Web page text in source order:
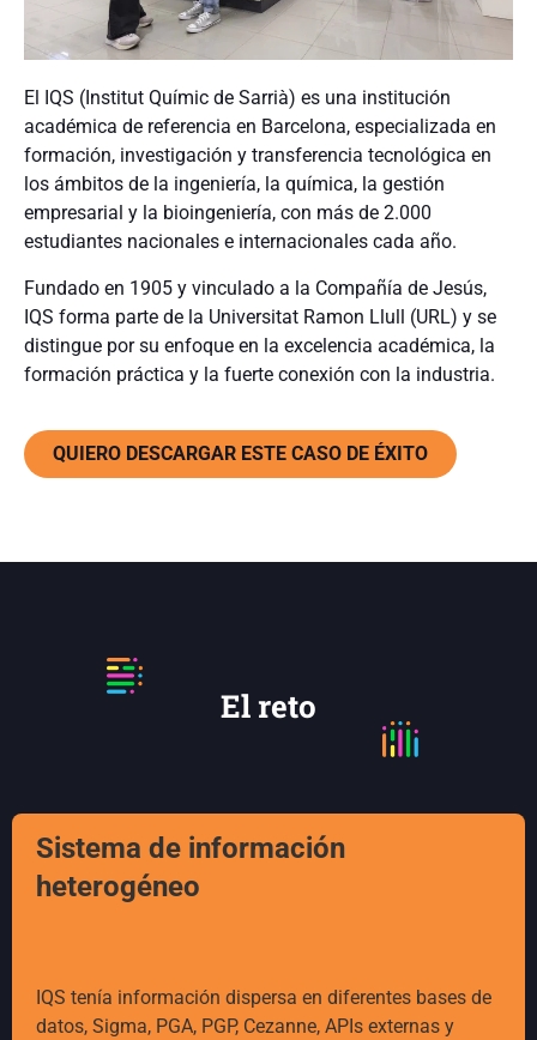
El IQS (Institut Químic de Sarrià) es una institución
académica de referencia en Barcelona, especializada en
formación, investigación y transferencia tecnológica en
los ámbitos de la ingeniería, la química, la gestión
empresarial y la bioingeniería, con más de 2.000
estudiantes nacionales e internacionales cada año.
Fundado en 1905 y vinculado a la Compañía de Jesús,
IQS forma parte de la Universitat Ramon Llull (URL) y se
distingue por su enfoque en la excelencia académica, la
formación práctica y la fuerte conexión con la industria.
QUIERO DESCARGAR ESTE CASO DE ÉXITO
El reto
Sistema de información
heterogéneo
IQS tenía información dispersa en diferentes bases de
datos, Sigma, PGA, PGP, Cezanne, APIs externas y